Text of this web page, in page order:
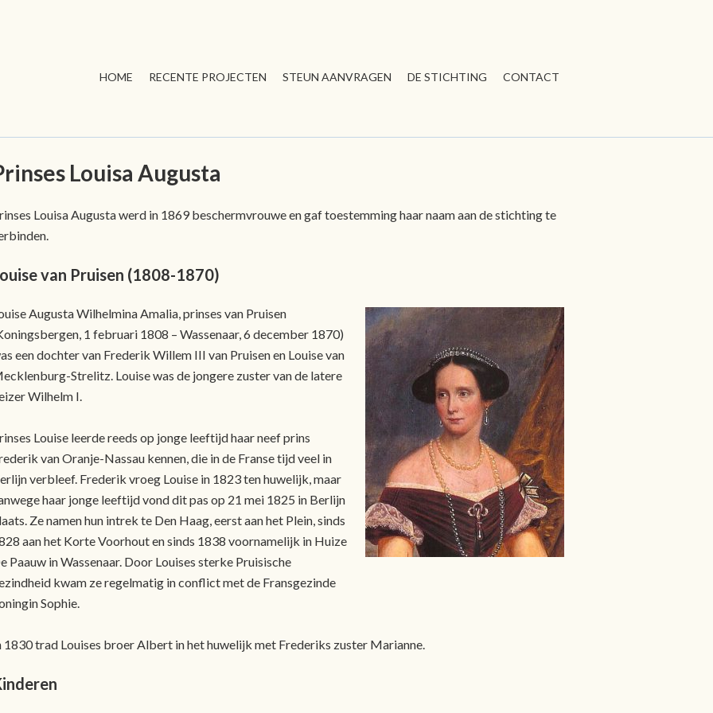
HOME RECENTE PROJECTEN STEUN AANVRAGEN DE STICHTING CONTACT
Louisa Augusta
Louisa Augusta werd in 1869 beschermvrouwe en gaf toestemming haar naam aan de stichting te
van Pruisen (1808-1870)
Augusta Wilhelmina Amalia, prinses van Pruisen
1 februari 1808 – Wassenaar, 6 december 1870)
een dochter van Frederik Willem III van Pruisen en Louise van
Strelitz. Louise was de jongere zuster van de latere
Wilhelm I.
Louise leerde reeds op jonge leeftijd haar neef prins
van Oranje-Nassau kennen, die in de Franse tijd veel in
verbleef. Frederik vroeg Louise in 1823 ten huwelijk, maar
haar jonge leeftijd vond dit pas op 21 mei 1825 in Berlijn
Ze namen hun intrek te Den Haag, eerst aan het Plein, sinds
aan het Korte Voorhout en sinds 1838 voornamelijk in Huize
Paauw in Wassenaar. Door Louises sterke Pruisische
kwam ze regelmatig in conflict met de Fransgezinde
Sophie.
1830 trad Louises broer Albert in het huwelijk met Frederiks zuster Marianne.